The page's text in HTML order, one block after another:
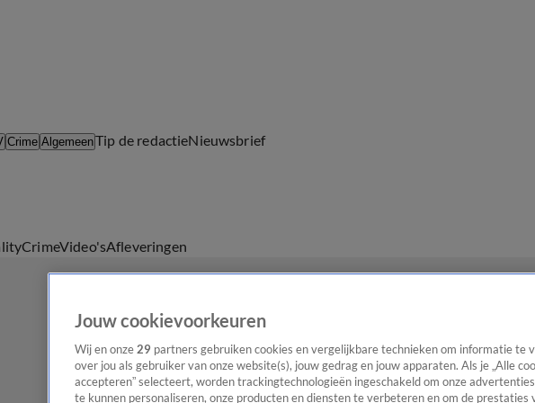
Crime AlgemeenTip de redactieNieuwsbrief
CrimeVideo'sAfleveringen
Jouw cookievoorkeuren
Wij en onze 29 partners gebruiken cookies en vergelijkbare technieken om informatie te
over jou als gebruiker van onze website(s), jouw gedrag en jouw apparaten. Als je „Alle
accepteren” selecteert, worden trackingtechnologieën ingeschakeld om onze
te kunnen personaliseren, onze producten en diensten te verbeteren en om de prestaties